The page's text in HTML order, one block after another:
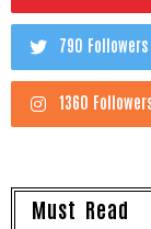
790 Followers
1360
Must Read